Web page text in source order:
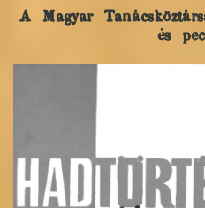
A Magyar
és